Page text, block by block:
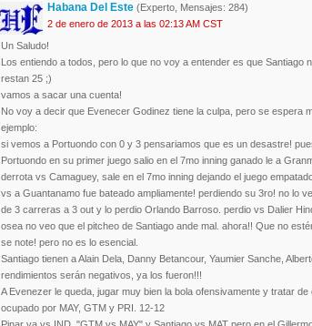
Habana Del Este (Experto, Mensajes: 284)
2 de enero de 2013 a las 02:13 AM CST
Un Saludo!
Los entiendo a todos, pero lo que no voy a entender es que
restan 25 ;)
vamos a sacar una cuenta!
No voy a decir que Evenecer Godinez tiene la culpa, pero se espera
ejemplo:
si vemos a Portuondo con 0 y 3 pensariamos que es un desastre!
Portuondo en su primer juego salio en el 7mo inning ganado le a
derrota vs Camaguey, sale en el 7mo inning dejando el juego
vs a Guantanamo fue bateado ampliamente! perdiendo su 3ro! no lo
de 3 carreras a 3 out y lo perdio Orlando Barroso. perdio vs Dalier
osea no veo que el pitcheo de Santiago ande mal. ahora!! Que no
se note! pero no es lo esencial.
Santiago tienen a Alain Dela, Danny Betancour, Yaumier Sanche,
rendimientos serán negativos, ya los fueron!!!
A Evenezer le queda, jugar muy bien la bola ofensivamente y tratar
ocupado por MAY, GTM y PRI. 12-12